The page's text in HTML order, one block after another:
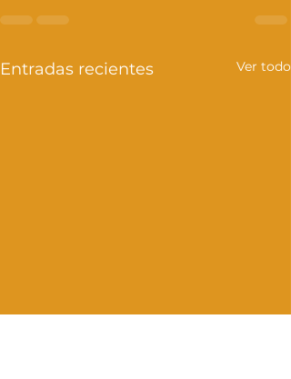
Entradas recientes Ver todo